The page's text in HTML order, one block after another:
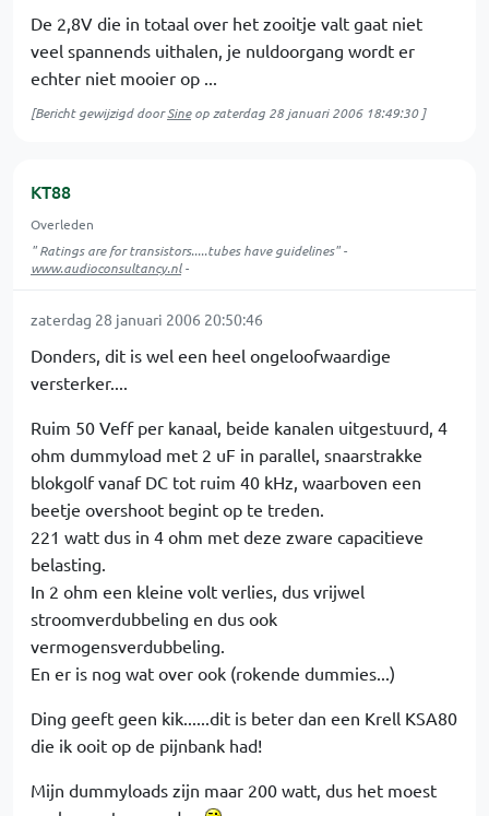
De 2,8V die in totaal over het zooitje valt gaat niet
veel spannends uithalen, je nuldoorgang wordt er
echter niet mooier op ...
[Bericht gewijzigd doorSineop zaterdag 28 januari 2006 18:49:30]
KT88
Overleden
" Ratings are for transistors.....tubes have guidelines" -
www.audioconsultancy.nl-
zaterdag 28 januari 2006 20:50:46
Donders, dit is wel een heel ongeloofwaardige
versterker....
Ruim 50 Veff per kanaal, beide kanalen uitgestuurd, 4
ohm dummyload met 2 uF in parallel, snaarstrakke
blokgolf vanaf DC tot ruim 40 kHz, waarboven een
beetje overshoot begint op te treden.
221 watt dus in 4 ohm met deze zware capacitieve
belasting.
In 2 ohm een kleine volt verlies, dus vrijwel
stroomverdubbeling en dus ook
vermogensverdubbeling.
En er is nog wat over ook (rokende dummies...)
Ding geeft geen kik......dit is beter dan een Krell KSA80
die ik ooit op de pijnbank had!
Mijn dummyloads zijn maar 200 watt, dus het moest